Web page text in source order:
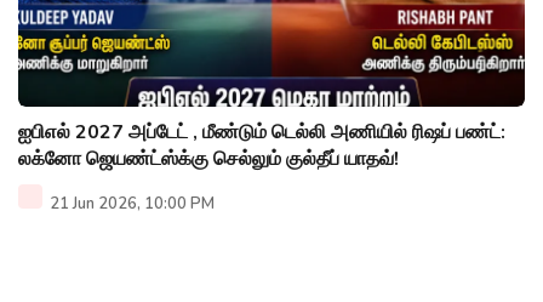
ஐபிஎல் 2027 அப்டேட் , மீண்டும் டெல்லி அணியில் ரிஷப் பண்ட்:
லக்னோ ஜெயண்ட்ஸ்க்கு செல்லும் குல்தீப் யாதவ்!
21 Jun 2026, 10:00 PM